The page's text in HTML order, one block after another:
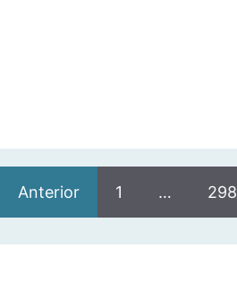
Anterior 1 … 298